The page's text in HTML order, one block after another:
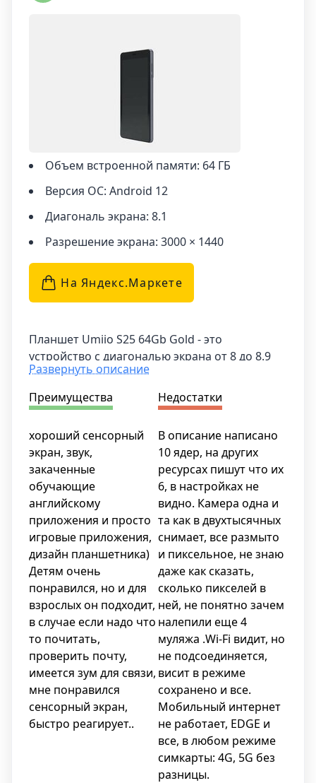
многое другое. Устройство обладает высокой
производительностью и оперативной
памятью 6 ГБ, что позволяет запускать
одновременно без замедления работы
Особенностью планшета Umiio A19 Pro Gold
является наличие встроенного модуля Wi-Fi и
поддержка сотовой связи. При наличии
подключения к Wi-Fi вы будете всегда
оставаться в курсе происходящего в
интернете, а поддержка сотовой связи
позволит вам оставаться на связи даже без
доступа к Wi-Fi точке доступа.
длительную автономную работу планшета
Umiio A19 Pro Gold. Вам не придется
беспокоиться о зарядке устройства на
аккумулятора позволяет использовать
подзарядки.
Объем встроенной памяти: 64 ГБ
Версия ОС: Android 12
Диагональ экрана: 8.1
Разрешение экрана: 3000 × 1440
На Яндекс.Маркетe
Планшет Umiio S25 64Gb Gold - это
устройство с диагональю экрана от 8 до 8.9
дюймов. Оно предлагает вам широкий и
комфортный экран для просмотра контента и
выполнения задач.
Развернуть описание
Преимущества
хороший сенсорный
экран, звук,
закаченные
обучающие
английскому
приложения и просто
игровые приложения,
дизайн планшетника)
Детям очень
понравился, но и для
взрослых он подходит,
в случае если надо что
то почитать,
проверить почту,
имеется зум для связи,
мне понравился
сенсорный экран,
быстро реагирует..
Недостатки
В описание написано
10 ядер, на других
ресурсах пишут что их
6, в настройках не
видно. Камера одна и
та как в двухтысячных
снимает, все размыто
и пиксельное, не знаю
даже как сказать,
сколько пикселей в
ней, не понятно зачем
налепили еще 4
муляжа .Wi-Fi видит, но
не подсоединяется,
висит в режиме
сохранено и все.
Мобильный интернет
не работает, EDGE и
все, в любом режиме
симкарты: 4G, 5G без
разницы.